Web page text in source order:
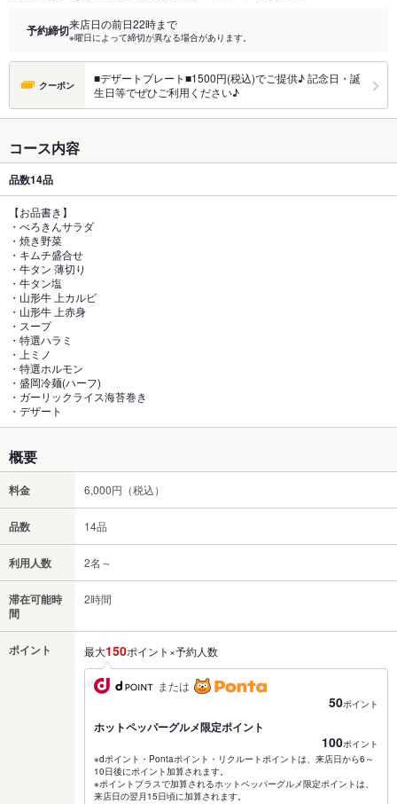
予約締切来店日の前日22時まで
※曜日によって締切が異なる場合があります。
クーポン
■デザートプレート■1500円(税込)でご提供♪ 記念日・誕
生日等でぜひご利用ください♪
コース内容
品数14品
【お品書き】
・べろきんサラダ
・焼き野菜
・キムチ盛合せ
・牛タン 薄切り
・牛タン塩
・山形牛 上カルビ
・山形牛 上赤身
・スープ
・特選ハラミ
・上ミノ
・特選ホルモン
・盛岡冷麺(ハーフ)
・ガーリックライス海苔巻き
・デザート
概要
料金 6,000円（税込）
品数 14品
利用人数 2名～
滞在可能時
間
2時間
ポイント 最大150ポイント×予約人数
または
50ポイント
ホットペッパーグルメ限定ポイント
100ポイント
※dポイント・Pontaポイント・リクルートポイントは、来店日から6～
10日後にポイント加算されます。
※ポイントプラスで加算されるホットペッパーグルメ限定ポイントは、
来店日の翌月15日頃に加算されます。